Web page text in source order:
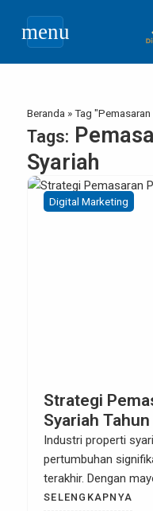
menu
Beranda »Tag
Tags:
Syariah
Digital Marketing
Strategi
Syariah
Industri properti
pertumbuhan
terakhir. Dengan
SELENGKAPNYA